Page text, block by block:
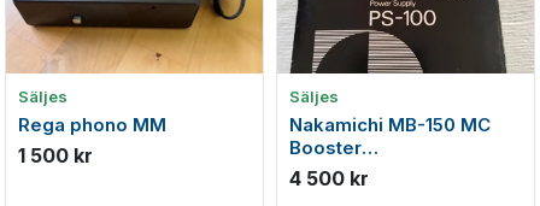
Säljes
Rega phono MM
1 500 kr
Säljes
Nakamichi MB-150 MC
Booster
(förförförstärkare) och
PS-100 strömförsörjning
4 500 kr